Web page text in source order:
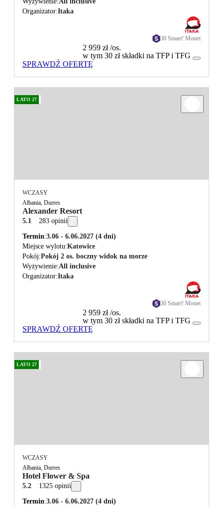
Organizator Itaka
30 Smart! Monet
2 959 zł/os.
w tym 30 zł składki na TFP i TFG
SPRAWDŹ OFERTĘ
LATO 27
WCZASY
Albania, Durres
Alexander Resort
5.1 283 opinii
Termin 3.06 - 6.06.2027 (4 dni)
Miejsce wylotu Katowice
Pokój Pokój 2 os. boczny widok na morze
Wyżywienie All inclusive
Organizator Itaka
30 Smart! Monet
2 959 zł/os.
w tym 30 zł składki na TFP i TFG
SPRAWDŹ OFERTĘ
LATO 27
WCZASY
Albania, Durres
Hotel Flower & Spa
5.2 1325 opinii
Termin 3.06 - 6.06.2027 (4 dni)